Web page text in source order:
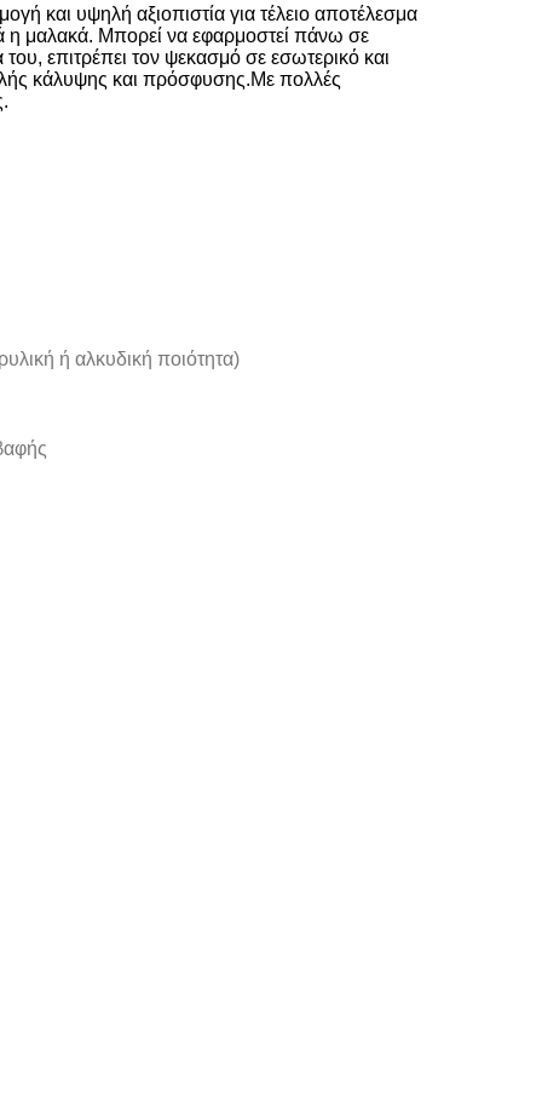
και υψηλή αξιοπιστία για τέλειο αποτέλεσμα
η μαλακά. Μπορεί να εφαρμοστεί πάνω σε
επιτρέπει τον ψεκασμό σε εσωτερικό και
κάλυψης και πρόσφυσης.Με πολλές
ή αλκυδική ποιότητα)